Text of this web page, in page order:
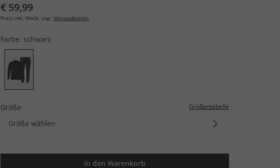
€ 59,99
Preis inkl. MwSt. zzgl. Versandkosten
Farbe: schwarz
Größe: Größentabelle
Größe wählen
In den Warenkorb